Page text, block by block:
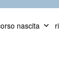
nascita